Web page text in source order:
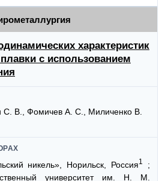
характеристик
с использованием
С. В., Фомичев А. С., Миличенко В.
никель», Норильск, Россия1
;
университет им. Н. М.